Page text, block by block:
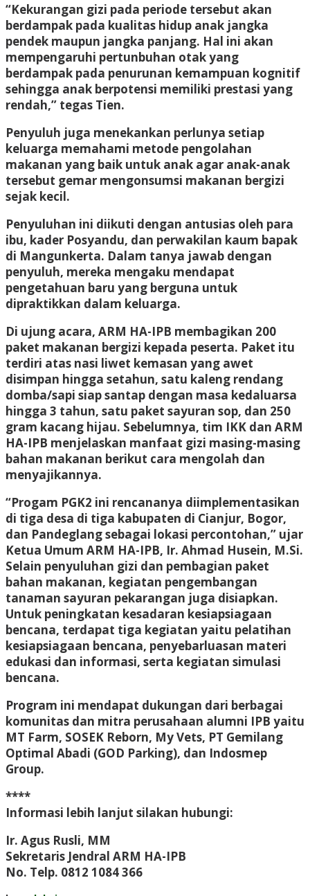
“Kekurangan gizi pada periode tersebut akan
berdampak pada kualitas hidup anak jangka
pendek maupun jangka panjang. Hal ini akan
mempengaruhi pertunbuhan otak yang
berdampak pada penurunan kemampuan kognitif
sehingga anak berpotensi memiliki prestasi yang
rendah,” tegas Tien.
Penyuluh juga menekankan perlunya setiap
keluarga memahami metode pengolahan
makanan yang baik untuk anak agar anak-anak
tersebut gemar mengonsumsi makanan bergizi
sejak kecil.
Penyuluhan ini diikuti dengan antusias oleh para
ibu, kader Posyandu, dan perwakilan kaum bapak
di Mangunkerta. Dalam tanya jawab dengan
penyuluh, mereka mengaku mendapat
pengetahuan baru yang berguna untuk
dipraktikkan dalam keluarga.
Di ujung acara, ARM HA-IPB membagikan 200
paket makanan bergizi kepada peserta. Paket itu
terdiri atas nasi liwet kemasan yang awet
disimpan hingga setahun, satu kaleng rendang
domba/sapi siap santap dengan masa kedaluarsa
hingga 3 tahun, satu paket sayuran sop, dan 250
gram kacang hijau. Sebelumnya, tim IKK dan ARM
HA-IPB menjelaskan manfaat gizi masing-masing
bahan makanan berikut cara mengolah dan
menyajikannya.
“Progam PGK2 ini rencananya diimplementasikan
di tiga desa di tiga kabupaten di Cianjur, Bogor,
dan Pandeglang sebagai lokasi percontohan,” ujar
Ketua Umum ARM HA-IPB, Ir. Ahmad Husein, M.Si.
Selain penyuluhan gizi dan pembagian paket
bahan makanan, kegiatan pengembangan
tanaman sayuran pekarangan juga disiapkan.
Untuk peningkatan kesadaran kesiapsiagaan
bencana, terdapat tiga kegiatan yaitu pelatihan
kesiapsiagaan bencana, penyebarluasan materi
edukasi dan informasi, serta kegiatan simulasi
bencana.
Program ini mendapat dukungan dari berbagai
komunitas dan mitra perusahaan alumni IPB yaitu
MT Farm, SOSEK Reborn, My Vets, PT Gemilang
Optimal Abadi (GOD Parking), dan Indosmep
Group.
****
Informasi lebih lanjut silakan hubungi:
Ir. Agus Rusli, MM
Sekretaris Jendral ARM HA-IPB
No. Telp. 0812 1084 366